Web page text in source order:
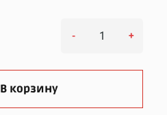
- +
В корзину